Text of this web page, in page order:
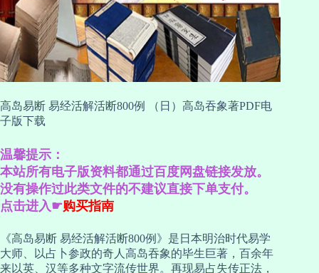
高岛易断 易经活解活断800例 （日）高岛吞象著PDF电
子版下载
温馨提示：
本站所有电子版资料都通过百度网盘链接发放。
没有操作过此类文件的不建议直接下单支付。
点击进入☛购买指南
《高岛易断 易经活解活断800例》是日本明治时代易学
大师、以占卜参政的奇人高岛吞象的毕生巨著，百余年
来以英、汉等多种文字流传世界。再现易占失传正法，